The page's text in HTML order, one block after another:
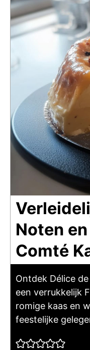
Noten
Comté
Ontdek Délice
een verrukkelijk
romige kaas en
feestelijke